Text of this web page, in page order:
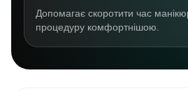
Допомагає скоротити час
процедуру комфортнішою.